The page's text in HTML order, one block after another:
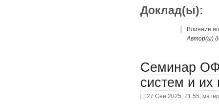
Доклад(ы):
Влияние
Автор(ы)
Семинар
систем и их
27 Сен 2025, 21:55,